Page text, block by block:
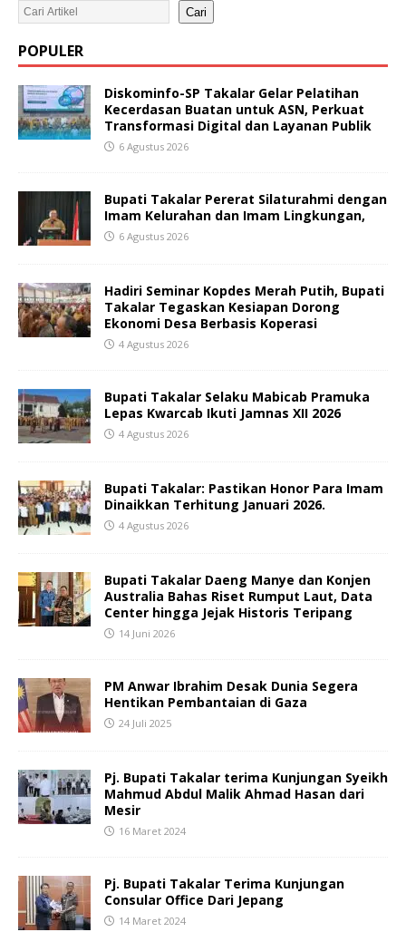
Cari
POPULER
Diskominfo-SP Takalar Gelar Pelatihan
Kecerdasan Buatan untuk ASN, Perkuat
Transformasi Digital dan Layanan Publik
6 Agustus 2026
Bupati Takalar Pererat Silaturahmi dengan
Imam Kelurahan dan Imam Lingkungan,
6 Agustus 2026
Hadiri Seminar Kopdes Merah Putih, Bupati
Takalar Tegaskan Kesiapan Dorong
Ekonomi Desa Berbasis Koperasi
4 Agustus 2026
Bupati Takalar Selaku Mabicab Pramuka
Lepas Kwarcab Ikuti Jamnas XII 2026
4 Agustus 2026
Bupati Takalar: Pastikan Honor Para Imam
Dinaikkan Terhitung Januari 2026.
4 Agustus 2026
Bupati Takalar Daeng Manye dan Konjen
Australia Bahas Riset Rumput Laut, Data
Center hingga Jejak Historis Teripang
14 Juni 2026
PM Anwar Ibrahim Desak Dunia Segera
Hentikan Pembantaian di Gaza
24 Juli 2025
Pj. Bupati Takalar terima Kunjungan Syeikh
Mahmud Abdul Malik Ahmad Hasan dari
Mesir
16 Maret 2024
Pj. Bupati Takalar Terima Kunjungan
Consular Office Dari Jepang
14 Maret 2024